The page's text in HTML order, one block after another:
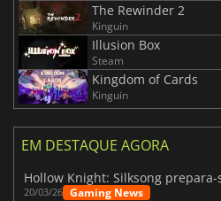
The Rewinder 2
Kinguin
Illusion Box
Steam
Kingdom of Cards
Kinguin
EM DESTAQUE AGORA
20/03/26 Gaming News